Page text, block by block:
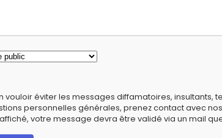
vouloir éviter les messages diffamatoires, insultants,
personnelles générales, prenez contact avec nos
votre message devra être validé via un mail